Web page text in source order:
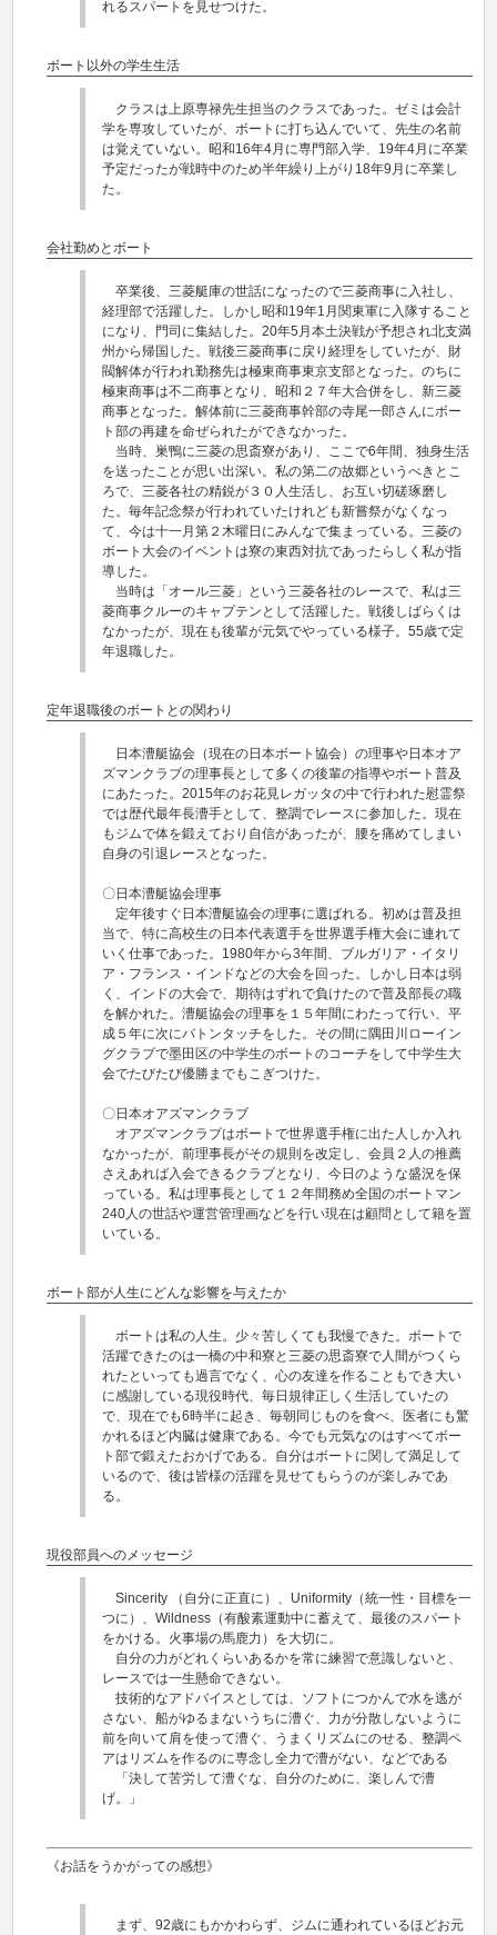
れるスパートを見せつけた。
ボート以外の学生生活
クラスは上原専禄先生担当のクラスであった。ゼミは会計
学を専攻していたが、ボートに打ち込んでいて、先生の名前
は覚えていない。昭和16年4月に専門部入学、19年4月に卒業
予定だったが戦時中のため半年繰り上がり18年9月に卒業し
た。
会社勤めとボート
卒業後、三菱艇庫の世話になったので三菱商事に入社し、
経理部で活躍した。しかし昭和19年1月関東軍に入隊すること
になり、門司に集結した。20年5月本土決戦が予想され北支満
州から帰国した。戦後三菱商事に戻り経理をしていたが、財
閥解体が行われ勤務先は極東商事東京支部となった。のちに
極東商事は不二商事となり、昭和２７年大合併をし、新三菱
商事となった。解体前に三菱商事幹部の寺尾一郎さんにボー
ト部の再建を命ぜられたができなかった。
当時、巣鴨に三菱の思斎寮があり、ここで6年間、独身生活
を送ったことが思い出深い。私の第二の故郷というべきとこ
ろで、三菱各社の精鋭が３０人生活し、お互い切磋琢磨し
た。毎年記念祭が行われていたけれども新嘗祭がなくなっ
て、今は十一月第２木曜日にみんなで集まっている。三菱の
ボート大会のイベントは寮の東西対抗であったらしく私が指
導した。
当時は「オール三菱」という三菱各社のレースで、私は三
菱商事クルーのキャプテンとして活躍した。戦後しばらくは
なかったが、現在も後輩が元気でやっている様子。55歳で定
年退職した。
定年退職後のボートとの関わり
日本漕艇協会（現在の日本ボート協会）の理事や日本オア
ズマンクラブの理事長として多くの後輩の指導やボート普及
にあたった。2015年のお花見レガッタの中で行われた慰霊祭
では歴代最年長漕手として、整調でレースに参加した。現在
もジムで体を鍛えており自信があったが、腰を痛めてしまい
自身の引退レースとなった。
〇日本漕艇協会理事
定年後すぐ日本漕艇協会の理事に選ばれる。初めは普及担
当で、特に高校生の日本代表選手を世界選手権大会に連れて
いく仕事であった。1980年から3年間、ブルガリア・イタリ
ア・フランス・インドなどの大会を回った。しかし日本は弱
く、インドの大会で、期待はずれで負けたので普及部長の職
を解かれた。漕艇協会の理事を１５年間にわたって行い、平
成５年に次にバトンタッチをした。その間に隅田川ローイン
グクラブで墨田区の中学生のボートのコーチをして中学生大
会でたびたび優勝までもこぎつけた。
〇日本オアズマンクラブ
オアズマンクラブはボートで世界選手権に出た人しか入れ
なかったが、前理事長がその規則を改定し、会員２人の推薦
さえあれば入会できるクラブとなり、今日のような盛況を保
っている。私は理事長として１２年間務め全国のボートマン
240人の世話や運営管理画などを行い現在は顧問として籍を置
いている。
ボート部が人生にどんな影響を与えたか
ボートは私の人生。少々苦しくても我慢できた。ボートで
活躍できたのは一橋の中和寮と三菱の思斎寮で人間がつくら
れたといっても過言でなく、心の友達を作ることもでき大い
に感謝している現役時代、毎日規律正しく生活していたの
で、現在でも6時半に起き、毎朝同じものを食べ、医者にも驚
かれるほど内臓は健康である。今でも元気なのはすべてボー
ト部で鍛えたおかげである。自分はボートに関して満足して
いるので、後は皆様の活躍を見せてもらうのが楽しみであ
る。
現役部員へのメッセージ
Sincerity （自分に正直に）、Uniformity（統一性・目標を一
つに）、Wildness（有酸素運動中に蓄えて、最後のスパート
をかける。火事場の馬鹿力）を大切に。
自分の力がどれくらいあるかを常に練習で意識しないと、
レースでは一生懸命できない。
技術的なアドバイスとしては、ソフトにつかんで水を逃が
さない、船がゆるまないうちに漕ぐ、力が分散しないように
前を向いて肩を使って漕ぐ、うまくリズムにのせる、整調ペ
アはリズムを作るのに専念し全力で漕がない、などである
「決して苦労して漕ぐな、自分のために、楽しんで漕
げ。」
《お話をうかがっての感想》
まず、92歳にもかかわらず、ジムに通われているほどお元